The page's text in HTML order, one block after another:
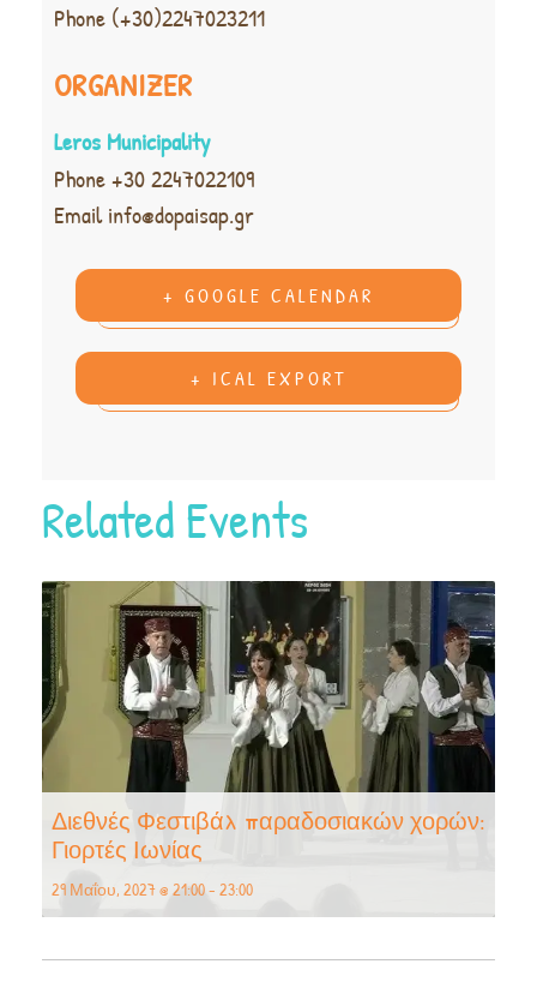
Phone (+30)2247023211
ORGANIZER
Leros Municipality
Phone+30 2247022109
Emailinfo@dopaisap.gr
+ GOOGLE CALENDAR
+ ICAL EXPORT
Related Events
Διεθνές Φεστιβάλ παραδοσιακών χορών:
Γιορτές Ιωνίας
29 Μαΐου, 2027 @ 21:00- 23:00